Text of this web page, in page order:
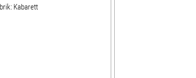
Kabarett